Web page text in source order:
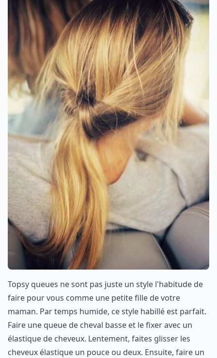
Topsy queues ne sont pas juste un style l'habitude de
faire pour vous comme une petite fille de votre
maman. Par temps humide, ce style habillé est parfait.
Faire une queue de cheval basse et le fixer avec un
élastique de cheveux. Lentement, faites glisser les
cheveux élastique un pouce ou deux. Ensuite, faire un